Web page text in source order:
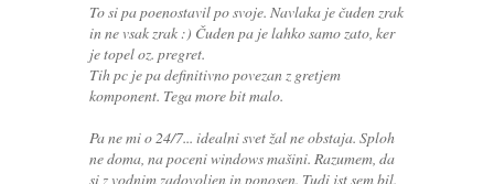
To si pa poenostavil po svoje. Navlaka je čuden zrak
in ne vsak zrak :) Čuden pa je lahko samo zato, ker
je topel oz. pregret.
Tih pc je pa definitivno povezan z gretjem
komponent. Tega more bit malo.
Pa ne mi o 24/7... idealni svet žal ne obstaja. Sploh
ne doma, na poceni windows mašini. Razumem, da
si z vodnim zadovoljen in ponosen. Tudi jst sem bil.